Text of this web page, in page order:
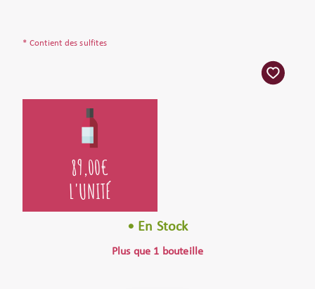
* Contient des sulfites
89,00€
L'UNITÉ
• En Stock
Plus que 1 bouteille